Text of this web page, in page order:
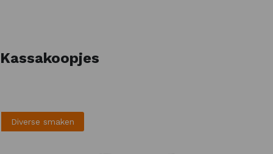
Kassakoopjes
Diverse smaken